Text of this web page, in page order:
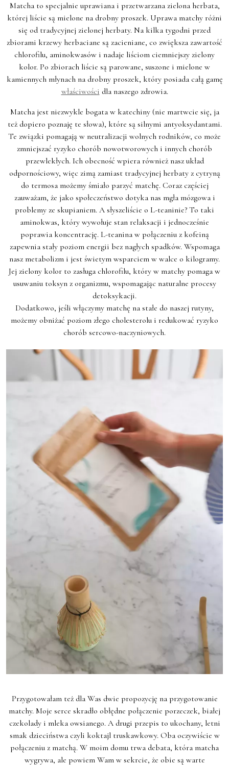
Matcha to specjalnie uprawiana i przetwarzana zielona herbata,
której liście są mielone na drobny proszek. Uprawa matchy różni
się od tradycyjnej zielonej herbaty. Na kilka tygodni przed
zbiorami krzewy herbaciane są zacieniane, co zwiększa zawartość
chlorofilu, aminokwasów i nadaje liściom ciemniejszy zielony
kolor. Po zbiorach liście są parowane, suszone i mielone w
kamiennych młynach na drobny proszek, który posiada całą gamę
właściwości dla naszego zdrowia.
Matcha jest niezwykle bogata w katechiny (nie martwcie się, ja
też dopiero poznaję te słowa), które są silnymi antyoksydantami.
Te związki pomagają w neutralizacji wolnych rodników, co może
zmniejszać ryzyko chorób nowotworowych i innych chorób
przewlekłych. Ich obecność wpiera również nasz układ
odpornościowy, więc zimą zamiast tradycyjnej herbaty z cytryną
do termosa możemy śmiało parzyć matchę. Coraz częściej
zauważam, że jako społeczeństwo dotyka nas mgła mózgowa i
problemy ze skupianiem. A słyszeliście o L-teaninie? To taki
aminokwas, który wywołuje stan relaksacji i jednocześnie
poprawia koncentrację. L-teanina w połączeniu z kofeiną
zapewnia stały poziom energii bez nagłych spadków. Wspomaga
nasz metabolizm i jest świetym wsparciem w walce o kilogramy.
Jej zielony kolor to zasługa chlorofilu, który w matchy pomaga w
usuwaniu toksyn z organizmu, wspomagając naturalne procesy
detoksykacji.
Dodatkowo, jeśli włączymy matchę na stałe do naszej rutyny,
możemy obniżać poziom złego cholesterolu i redukować ryzyko
chorób sercowo-naczyniowych.
Przygotowałam też dla Was dwie propozycję na przygotowanie
matchy. Moje serce skradło obłędne połączenie porzeczek, białej
czekolady i mleka owsianego. A drugi przepis to ukochany, letni
smak dzieciństwa czyli koktajl truskawkowy. Oba oczywiście w
połączeniu z matchą. W moim domu trwa debata, która matcha
wygrywa, ale powiem Wam w sekrcie, że obie są warte